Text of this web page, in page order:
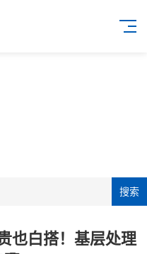
搜索
也白搭！基层处理